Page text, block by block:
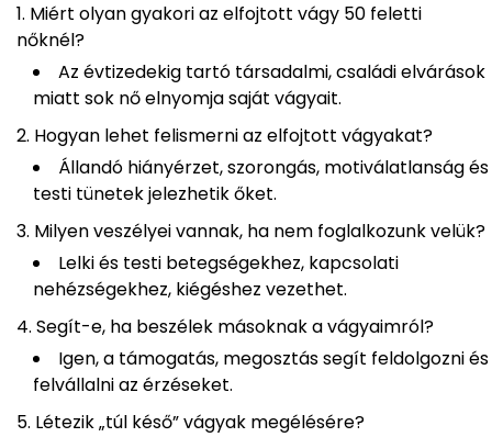
Miért olyan gyakori az elfojtott vágy 50 feletti
nőknél?
Az évtizedekig tartó társadalmi, családi elvárások
miatt sok nő elnyomja saját vágyait.
Hogyan lehet felismerni az elfojtott vágyakat?
Állandó hiányérzet, szorongás, motiválatlanság és
testi tünetek jelezhetik őket.
Milyen veszélyei vannak, ha nem foglalkozunk velük?
Lelki és testi betegségekhez, kapcsolati
nehézségekhez, kiégéshez vezethet.
Segít-e, ha beszélek másoknak a vágyaimról?
Igen, a támogatás, megosztás segít feldolgozni és
felvállalni az érzéseket.
Létezik „túl késő” vágyak megélésére?